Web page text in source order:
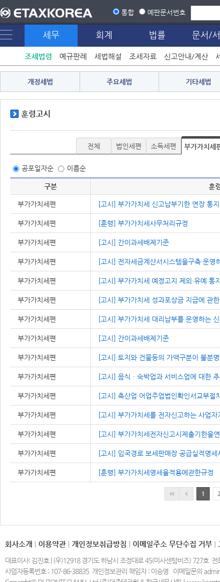
통합 예판문서번호
세무 회계 법률 문서/
조세법령 예규판례 세법해설 조세자료 신고안내/계산
개정세법 주요세법 기타세법
훈령고시
전체 법인세편 소득세편 부가가치세
공포일자순 이름순
구분 훈
부가가치세편 [고시] 부가가치세 신고납부기한 연장 통지
부가가치세편 [훈령] 부가가치세사무처리규정
부가가치세편 [고시] 간이과세배제기준
부가가치세편 [고시] 전자세금계산서시스템을구축·운
부가가치세편 [고시] 부가가치세 예정고지 제외·유예 통
부가가치세편 [고시] 부가가치세 성과포상금 지급에 관
부가가치세편 [고시] 부가가치세 대리납부를 운영하는
부가가치세편 [고시] 간이과세배제기준
부가가치세편 [고시] 토지와 건물등의 가액구분이 불분
부가가치세편 [고시] 음식ㆍ숙박업과 서비스업에 대한
부가가치세편 [고시] 축산업·어업주업법인확인서교부절
부가가치세편 [고시] 부가가치세를 전자신고하는 사업
부가가치세편 [고시] 부가가치세전자신고시제출기한을
부가가치세편 [고시] 입국경로 보세판매장 공급실적명
부가가치세편 [훈령] 부가가치세영세율적용에관한규정
1
회사소개 | 이용약관 | 개인정보취급방침 | 이메일주소 무단수집 거부 |
대표이사: 김진호 | (우)12918 경기도 하남시 조정대로 45(미사센텀비즈) 727호
사업자등록번호 : 107-86-38835 개인정보관리 책임자 : 이승영 이메일문의